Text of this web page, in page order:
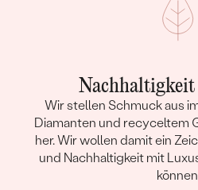
Wir stellen Schmuck aus
Diamanten und recyceltem
her. Wir wollen damit ein
und Nachhaltigkeit mit